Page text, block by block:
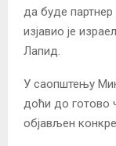
да буде партнер
изјавио је
Лапид.
У саопштењу
доћи до готово
објављен